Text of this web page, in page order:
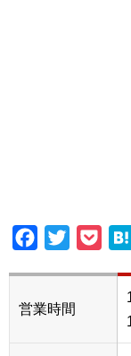
Facebook
Twitter
営業時間